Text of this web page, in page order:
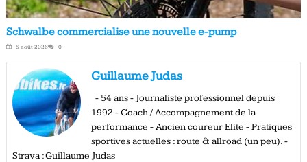
Schwalbe commercialise une nouvelle e-pump
5 août 2026 0
Guillaume Judas
- 54 ans - Journaliste professionnel depuis
1992 - Coach / Accompagnement de la
performance - Ancien coureur Elite - Pratiques
sportives actuelles : route & allroad (un peu). -
Strava : Guillaume Judas